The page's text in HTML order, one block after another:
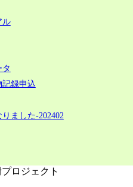
ル
記録申込
ました-202402
ロジェクト